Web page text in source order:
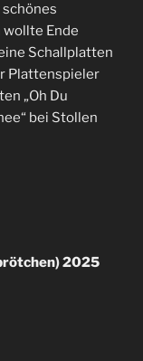
schönes
Ende
Schallplatten
Plattenspieler
„Oh Du
bei Stollen
2025